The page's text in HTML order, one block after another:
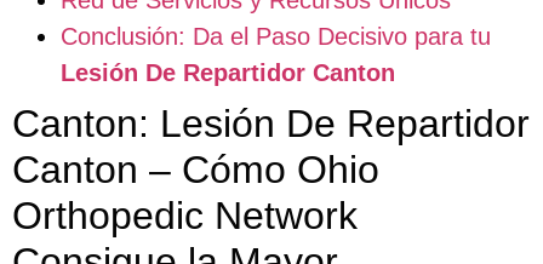
Conclusión: Da el Paso Decisivo para tu
Lesión De Repartidor Canton
Canton: Lesión De Repartidor
Canton – Cómo Ohio
Orthopedic Network